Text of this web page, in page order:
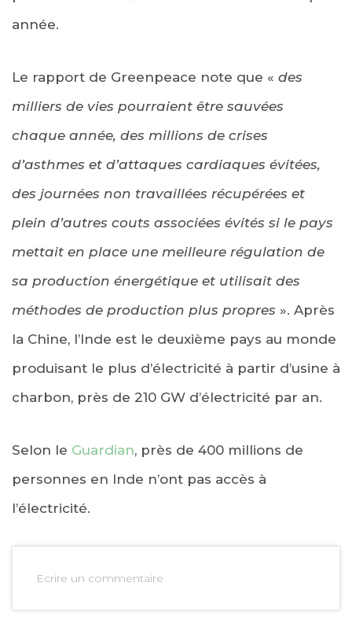
année.
Le rapport de Greenpeace note que « des
milliers de vies pourraient être sauvées
chaque année, des millions de crises
d’asthmes et d’attaques cardiaques évitées,
des journées non travaillées récupérées et
plein d’autres couts associées évités si le pays
mettait en place une meilleure régulation de
sa production énergétique et utilisait des
méthodes de production plus propres ». Après
la Chine, l’Inde est le deuxième pays au monde
produisant le plus d’électricité à partir d’usine à
charbon, près de 210 GW d’électricité par an.
Selon le Guardian, près de 400 millions de
personnes en Inde n’ont pas accès à
l’électricité.
Ecrire un commentaire